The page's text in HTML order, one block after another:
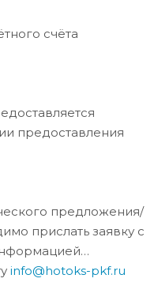
счёта
предоставления
предложения/
прислать заявку с
info@hotoks-pkf.ru